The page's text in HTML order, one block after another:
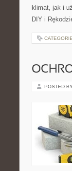
klimat, jak i
DIY i
POSTED